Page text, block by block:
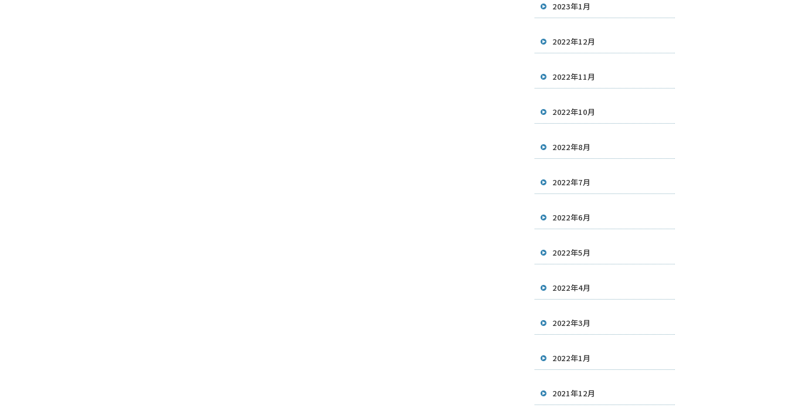
2023年1月
2022年12月
2022年11月
2022年10月
2022年8月
2022年7月
2022年6月
2022年5月
2022年4月
2022年3月
2022年1月
2021年12月